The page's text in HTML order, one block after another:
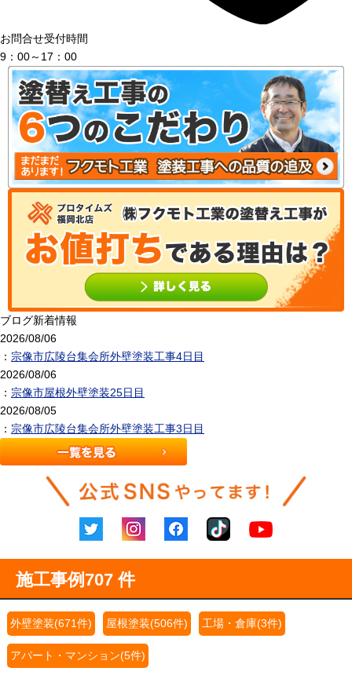
お問合せ受付時間
9：00～17：00
ブログ新着情報
2026/08/06
： 宗像市広陵台集会所外壁塗装工事4日目
2026/08/06
： 宗像市屋根外壁塗装25日目
2026/08/05
： 宗像市広陵台集会所外壁塗装工事3日目
施工事例 707 件
外壁塗装(671件) 屋根塗装(506件) 工場・倉庫(3件)
アパート・マンション(5件)